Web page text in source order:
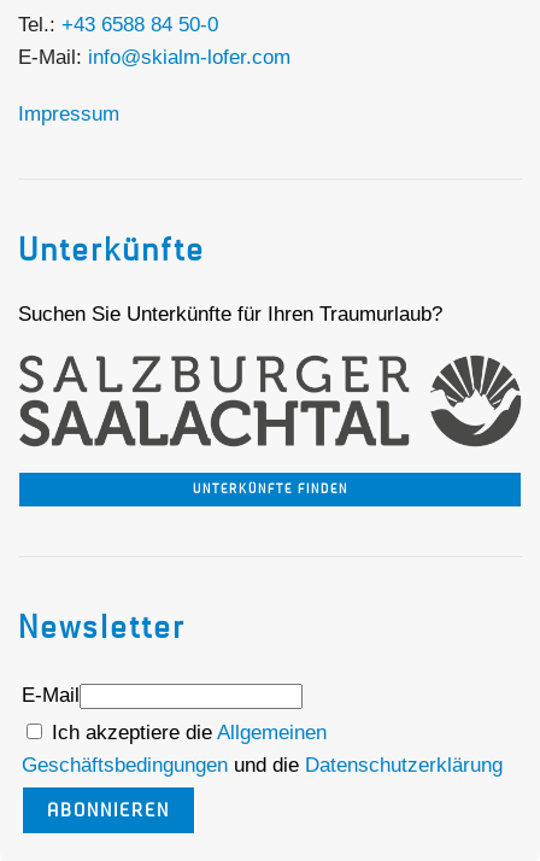
Tel.: +43 6588 84 50-0
E-Mail: info@skialm-lofer.com
Impressum
Unterkünfte
Suchen Sie Unterkünfte für Ihren Traumurlaub?
UNTERKÜNFTE FINDEN
Newsletter
E-Mail
Ich akzeptiere die Allgemeinen
Geschäftsbedingungen und die Datenschutzerklärung
ABONNIEREN